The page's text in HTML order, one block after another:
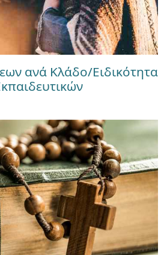
ανά Κλάδο/Ειδικότητα